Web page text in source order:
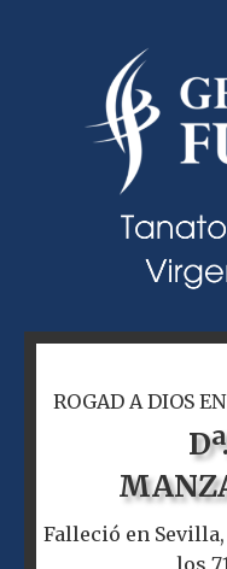
ROGAD A DIOS
Falleció en Sevilla,
los